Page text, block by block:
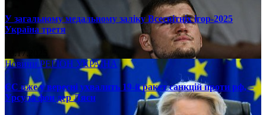
У загальному медальному заліку Всесвітніх ігор-2025
Україна третя
08.17.2025
НовиниРЕГІОН УКРАЇНА
ЄС вже у вересні ухвалить 19-й ракет санкцій проти рф, –
Урсула фон дер Ляєн